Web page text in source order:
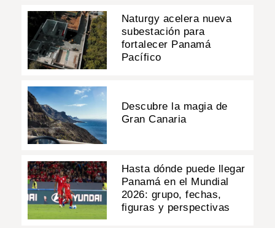
Naturgy acelera nueva
subestación para
fortalecer Panamá
Pacífico
Descubre la magia de
Gran Canaria
Hasta dónde puede llegar
Panamá en el Mundial
2026: grupo, fechas,
figuras y perspectivas